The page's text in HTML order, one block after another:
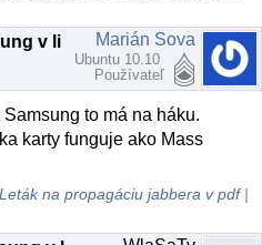
Marián Sova
Ubuntu 10.10
Používateľ
to má na háku.
karty funguje ako Mass
Leták na propagáciu jabbera v pdf|